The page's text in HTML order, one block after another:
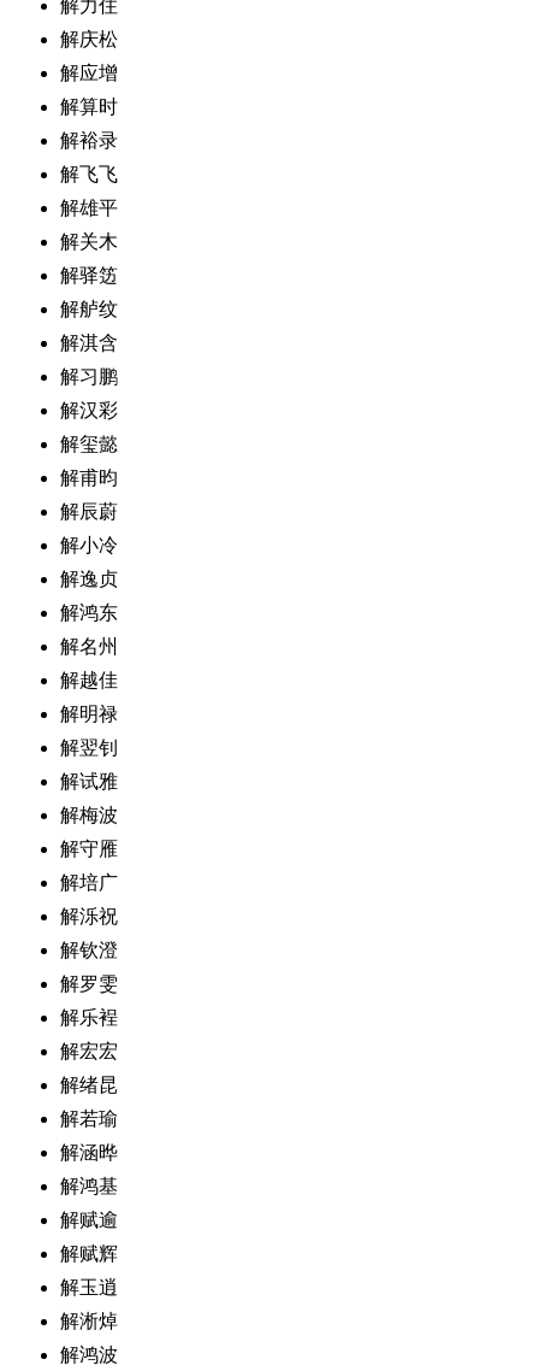
解力住
解庆松
解应增
解算时
解裕录
解飞飞
解雄平
解关木
解驿笾
解舻纹
解淇含
解习鹏
解汉彩
解玺懿
解甫昀
解辰蔚
解小冷
解逸贞
解鸿东
解名州
解越佳
解明禄
解翌钊
解试雅
解梅波
解守雁
解培广
解泺祝
解钦澄
解罗雯
解乐裎
解宏宏
解绪昆
解若瑜
解涵晔
解鸿基
解赋逾
解赋辉
解玉逍
解淅焯
解鸿波